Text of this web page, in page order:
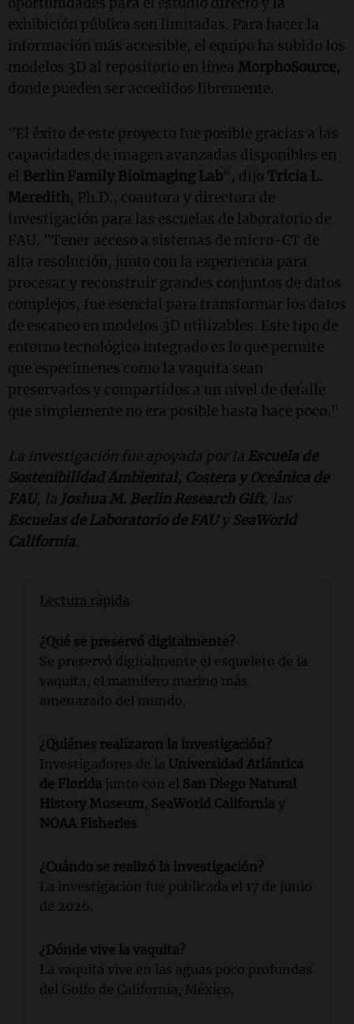
exhibición pública son limitadas. Para hacer la
información más accesible, el equipo ha subido los
modelos 3D al repositorio en línea MorphoSource,
donde pueden ser accedidos libremente.
"El éxito de este proyecto fue posible gracias a las
capacidades de imagen avanzadas disponibles en
el Berlin Family Bioimaging Lab", dijo Tricia L.
Meredith, Ph.D., coautora y directora de
investigación para las escuelas de laboratorio de
FAU. "Tener acceso a sistemas de micro-CT de
alta resolución, junto con la experiencia para
procesar y reconstruir grandes conjuntos de datos
complejos, fue esencial para transformar los datos
de escaneo en modelos 3D utilizables. Este tipo de
entorno tecnológico integrado es lo que permite
que especímenes como la vaquita sean
preservados y compartidos a un nivel de detalle
que simplemente no era posible hasta hace poco."
La investigación fue apoyada por la Escuela de
Sostenibilidad Ambiental, Costera y Oceánica de
FAU, la Joshua M. Berlin Research Gift, las
Escuelas de Laboratorio de FAUy SeaWorld
California.
Lectura rápida
¿Qué se preservó digitalmente?
Se preservó digitalmente el esqueleto de la
vaquita, el mamífero marino más
amenazado del mundo.
¿Quiénes realizaron la investigación?
Investigadores de la Universidad Atlántica
de Florida junto con el San Diego Natural
History Museum, SeaWorld California y
NOAA Fisheries.
¿Cuándo se realizó la investigación?
La investigación fue publicada el 17 de junio
de 2026.
¿Dónde vive la vaquita?
La vaquita vive en las aguas poco profundas
del Golfo de California, México.